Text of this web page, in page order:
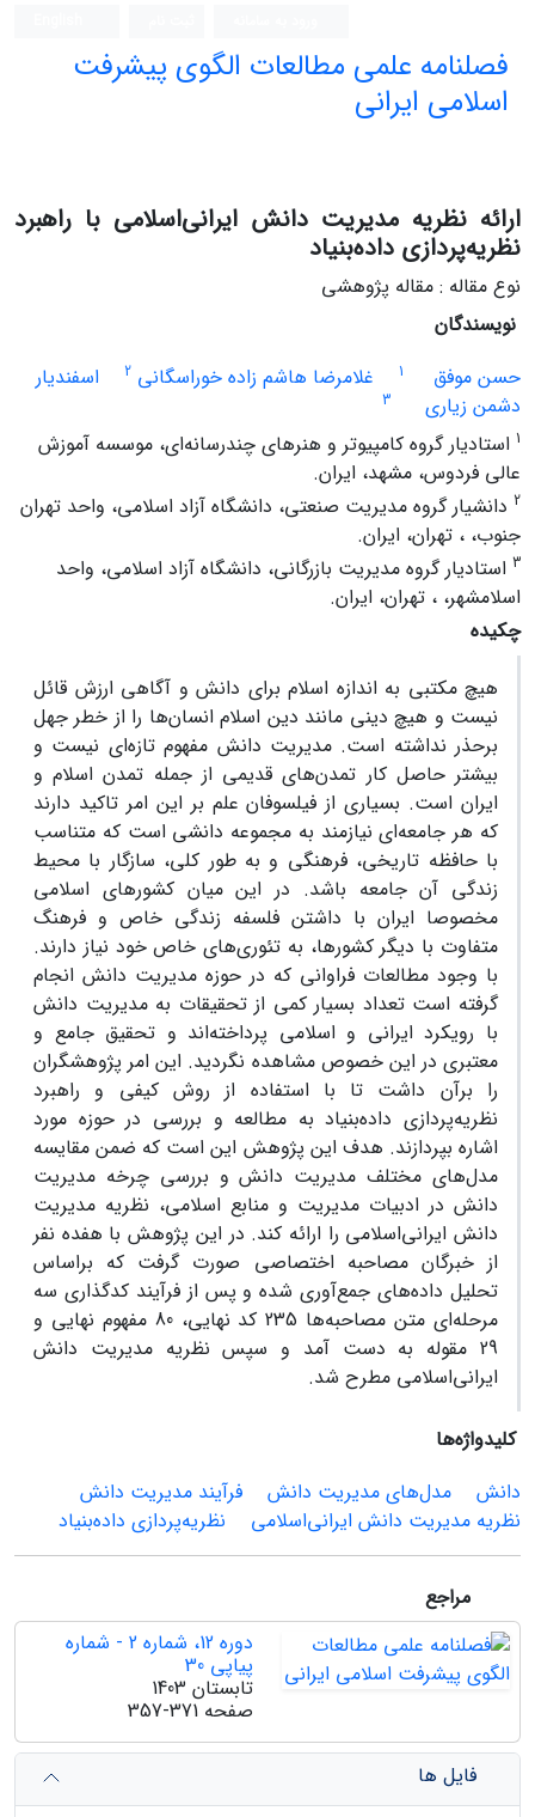
فصلنامه علمی مطالعات الگوی پیشرفت
اسلامی ایرانی
ارائه نظریه مدیریت دانش ایرانی‌اسلامی با راهبرد
نظریه‌پردازی داده‌بنیاد
نوع مقاله : مقاله پژوهشی
نویسندگان
حسن موفق
1 غلامرضا هاشم زاده خوراسگانی 2
اسفندیار
دشمن زیاری
3
1 استادیار گروه کامپیوتر و هنرهای چندرسانه‌ای، موسسه آموزش
عالی فردوس، مشهد، ایران.
2 دانشیار گروه مدیریت صنعتی، دانشگاه آزاد اسلامی، واحد تهران
جنوب، ، تهران، ایران.
3 استادیار گروه مدیریت بازرگانی، دانشگاه آزاد اسلامی، واحد
اسلامشهر، ، تهران، ایران.
چکیده
هیچ مکتبی به اندازه اسلام برای دانش و آگاهی ارزش قائل
نیست و هیچ دینی مانند دین اسلام انسان‌ها را از خطر جهل
برحذر نداشته است. مدیریت دانش مفهوم تازه‌ای نیست و
بیشتر حاصل کار تمدن‌های قدیمی از جمله تمدن اسلام و
ایران است. بسیاری از فیلسوفان علم بر این امر تاکید دارند
که هر جامعه‌ای نیازمند به مجموعه دانشی است که متناسب
با حافظه تاریخی، فرهنگی و به طور کلی، سازگار با محیط
زندگی آن جامعه باشد. در این میان کشورهای اسلامی
مخصوصا ایران با داشتن فلسفه زندگی خاص و فرهنگ
متفاوت با دیگر کشورها، به تئوری‌های خاص خود نیاز دارند.
با وجود مطالعات فراوانی که در حوزه مدیریت دانش انجام
گرفته است تعداد بسیار کمی از تحقیقات به مدیریت دانش
با رویکرد ایرانی و اسلامی پرداخته‌اند و تحقیق جامع و
معتبری در این خصوص مشاهده نگردید. این امر پژوهشگران
را برآن داشت تا با استفاده از روش کیفی و راهبرد
نظریه‌پردازی داده‌بنیاد به مطالعه و بررسی در حوزه مورد
اشاره بپردازند. هدف این پژوهش این است که ضمن مقایسه
مدل‌های مختلف مدیریت دانش و بررسی چرخه مدیریت
دانش در ادبیات مدیریت و منابع اسلامی، نظریه مدیریت
دانش ایرانی‌اسلامی را ارائه کند. در این پژوهش با هفده نفر
از خبرگان مصاحبه اختصاصی صورت گرفت که براساس
تحلیل داده‌های جمع‌آوری شده و پس از فرآیند کدگذاری سه
مرحله‌ای متن مصاحبه‌ها 235 کد نهایی، 80 مفهوم نهایی و
29 مقوله به دست آمد و سپس نظریه مدیریت دانش
ایرانی‌اسلامی مطرح شد.
کلیدواژه‌ها
دانش
مدل‌های مدیریت دانش
فرآیند مدیریت دانش
نظریه مدیریت دانش ایرانی‌اسلامی
نظریه‌پردازی داده‌بنیاد
مراجع
دوره 12، شماره 2 - شماره
پیاپی 30
تابستان 1403
صفحه 357-371
فایل ها